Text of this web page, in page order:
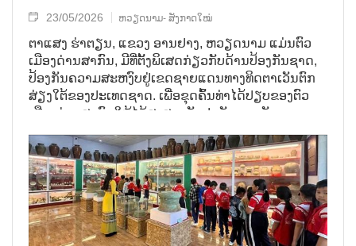
23/05/2026 ຫວຽດນາມ- ສັງກາດໃໝ່
ຕາ​ແສງ ຮ່າ​ຕຽນ, ແຂວງ ອານ​ຢາງ, ຫວຽດນາມ ແມ່ນ​ຕົວ​
ເມືອງ​ດ່ານ​ສາ​ກົນ, ມີ​ທີ່ຕັ້ງ​ພິ​ເສດ​ກ່ຽວ​ກັບ​ດ້ານ​ປ້ອງ​ກັນ​ຊາດ,
ປ້ອງ​ກັນ​ຄວາມ​ສະ​ຫງົບຢູ່ເຂດ​ຊາຍ​ແດນ​ທາງ​ທິດ​ຕາ​ເວັນ​ຕົກ​
ສ່ຽງ​ໃຕ້​ຂອງ​ປະ​ເທດ​ຊາດ. ເພື່ອ​ຂຸດ​ຄົ້ນ​​ທ່າ​ໄດ້​ປຽບ​ຂອງ​ຕົວ​
ເມືອງ​ດ່ານ​ສາ​ກົນໃຫ້ໄດ້ສູງສຸດ, ຮັບ​ປະ​ກັນ​ການ​ພັດ​ທະ​ນາ​
ທຸກ​ເງື່ອນ​ໄຂ​ເພື່ອ​ຮັກ​ສາ​ຄວາມ​ສະຫງົບ​ໃຫ້​ໝັ້ນ​ຄົງ, ຜັນ​ຂະ​ຫ
ຍາຍ​ການ​ບໍ​ຫານ​ພາກ​ລັດ, ຮັບ​ປະ​ກັນ​ຊີ​ວິດ​ສັງ​ຄົມ.